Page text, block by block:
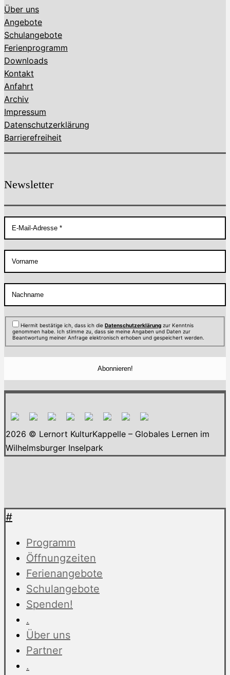
Über uns
Angebote
Schulangebote
Ferienprogramm
Downloads
Kontakt
Anfahrt
Archiv
Impressum
Datenschutzerklärung
Barrierefreiheit
Newsletter
Hiermit bestätige ich, dass ich die Datenschutzerklärung zur Kenntnis
genommen habe. Ich stimme zu, dass sie meine Angaben und Daten zur
Beantwortung meiner Anfrage elektronisch erhoben und gespeichert werden.
2026 © Lernort KulturKappelle – Globales Lernen im
Wilhelmsburger Inselpark
#
Programm
Öffnungzeiten
Ferienangebote
Schulangebote
Spenden!
.
Über uns
Partner
.